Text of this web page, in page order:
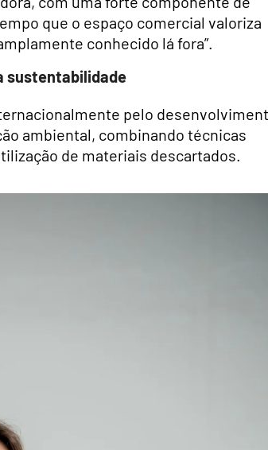
que o espaço comercial valoriza
conhecido lá fora”.
sustentabilidade
pelo
ambiental, combinando técnicas
de materiais descartados.